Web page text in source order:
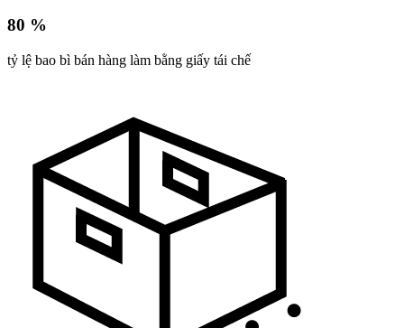
80 %
tỷ lệ bao bì bán hàng làm bằng giấy tái chế